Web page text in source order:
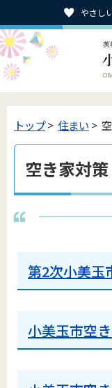
やさし
トップ> 住まい >
空き家対策
第2次小美玉
小美玉市空